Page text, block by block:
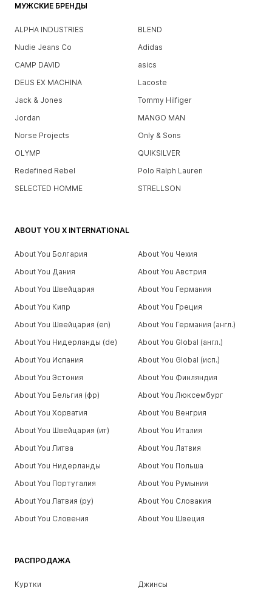
МУЖСКИЕ БРЕНДЫ
ALPHA INDUSTRIES
BLEND
Nudie Jeans Co
Adidas
CAMP DAVID
asics
DEUS EX MACHINA
Lacoste
Jack & Jones
Tommy Hilfiger
Jordan
MANGO MAN
Norse Projects
Only & Sons
OLYMP
QUIKSILVER
Redefined Rebel
Polo Ralph Lauren
SELECTED HOMME
STRELLSON
РАСПРОДАЖА
Куртки
Джинсы
ABOUT YOU X INTERNATIONAL
About You Болгария
About You Чехия
About You Дания
About You Австрия
About You Швейцария
About You Германия
About You Кипр
About You Греция
About You Швейцария (en)
About You Германия (англ.)
About You Нидерланды (de)
About You Global (англ.)
About You Испания
About You Global (исп.)
About You Эстония
About You Финляндия
About You Бельгия (фр)
About You Люксембург
About You Хорватия
About You Венгрия
About You Швейцария (ит)
About You Италия
About You Литва
About You Латвия
About You Нидерланды
About You Польша
About You Португалия
About You Румыния
About You Латвия (ру)
About You Словакия
About You Словения
About You Швеция